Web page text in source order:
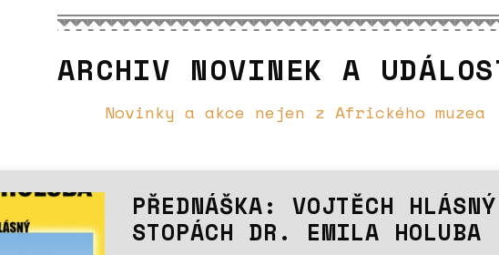
ARCHIV NOVINEK A
Novinky a akce nejen z Afrického muzea
PŘEDNÁŠKA: VOJTĚCH
STOPÁCH DR. EMILA HOLUBA